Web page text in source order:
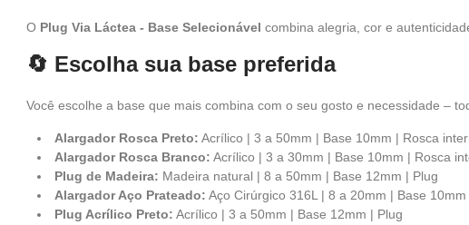
O Plug Via Láctea - Base Selecionável combina alegria, cor e
🔄 Escolha sua base preferida
Você escolhe a base que mais combina com o seu gosto e necessidade –
Alargador Rosca Preto: Acrílico | 3 a 50mm | Base 10mm | Rosca
Alargador Rosca Branco: Acrílico | 3 a 30mm | Base 10mm | Rosca
Plug de Madeira: Madeira natural | 8 a 50mm | Base 12mm | Plug
Alargador Aço Prateado: Aço Cirúrgico 316L | 8 a 20mm | Base
Plug Acrílico Preto: Acrílico | 3 a 50mm | Base 12mm | Plug